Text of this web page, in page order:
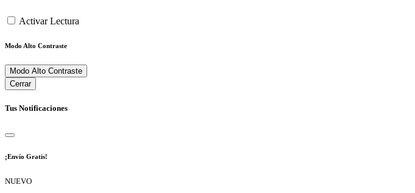
Activar Lectura
Modo Alto Contraste
Modo Alto Contraste
Cerrar
Tus Notificaciones
¡Envío Gratis!
NUEVO